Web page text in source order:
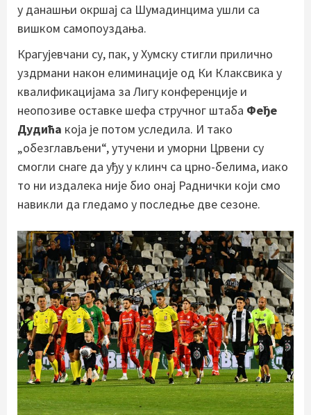
у данашњи окршај са Шумадинцима ушли са
вишком самопоуздања.
Крагујевчани су, пак, у Хумску стигли прилично
уздрмани након елиминације од Ки Клаксвика у
квалификацијама за Лигу конференције и
неопозиве оставке шефа стручног штаба Феђе
Дудића која је потом уследила. И тако
„обезглављени“, утучени и уморни Црвени су
смогли снаге да уђу у клинч са црно-белима, иако
то ни издалека није био онај Раднички који смо
навикли да гледамо у последње две сезоне.